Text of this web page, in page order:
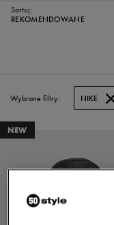
Sortuj:
REKOMENDOWANE
Wybrane filtry: NIKE
NEW